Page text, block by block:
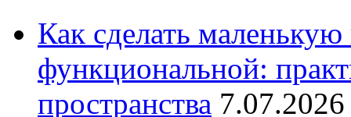
Как сделать
функциональной:
пространства